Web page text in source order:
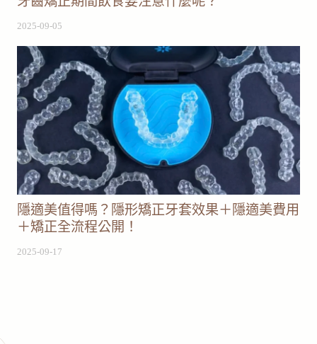
2025-09-05
隱適美值得嗎？隱形矯正牙套效果＋隱適美費用
＋矯正全流程公開！
2025-09-17